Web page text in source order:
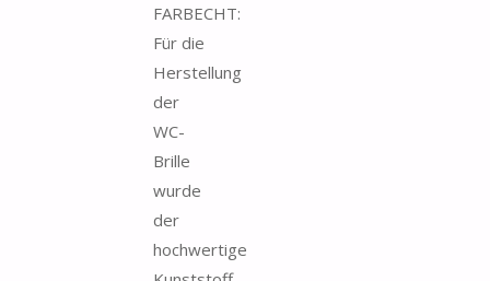
FARBECHT:
Für die
Herstellung
der
WC-
Brille
wurde
der
hochwertige